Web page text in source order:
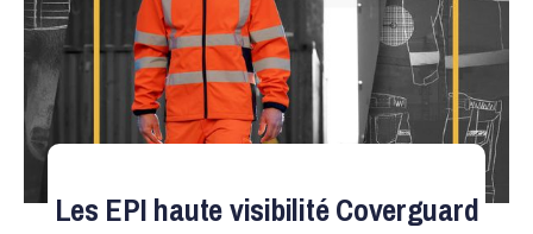
Les EPI haute visibilité Coverguard